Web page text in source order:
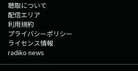
聴取について
配信エリア
利用規約
プライバシーポリシー
ライセンス情報
radiko news